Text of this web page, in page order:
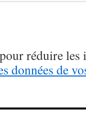
réduire les
données de